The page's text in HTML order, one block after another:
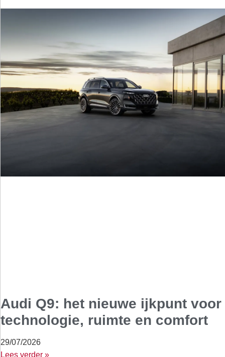
Audi Q9: het nieuwe ijkpunt voor
technologie, ruimte en comfort
29/07/2026
Lees verder »